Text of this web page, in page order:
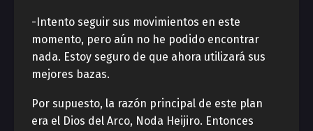
-Intento seguir sus movimientos en este
momento, pero aún no he podido encontrar
nada. Estoy seguro de que ahora utilizará sus
mejores bazas.
Por supuesto, la razón principal de este plan
era el Dios del Arco, Noda Heijiro. Entonces